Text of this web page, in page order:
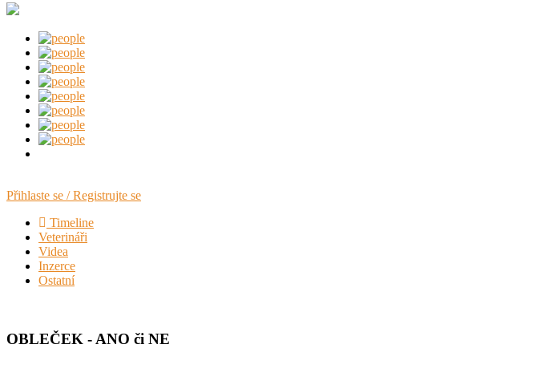
Přihlaste se / Registrujte se
Timeline
Veterináři
Videa
Inzerce
Ostatní
OBLEČEK - ANO či NE